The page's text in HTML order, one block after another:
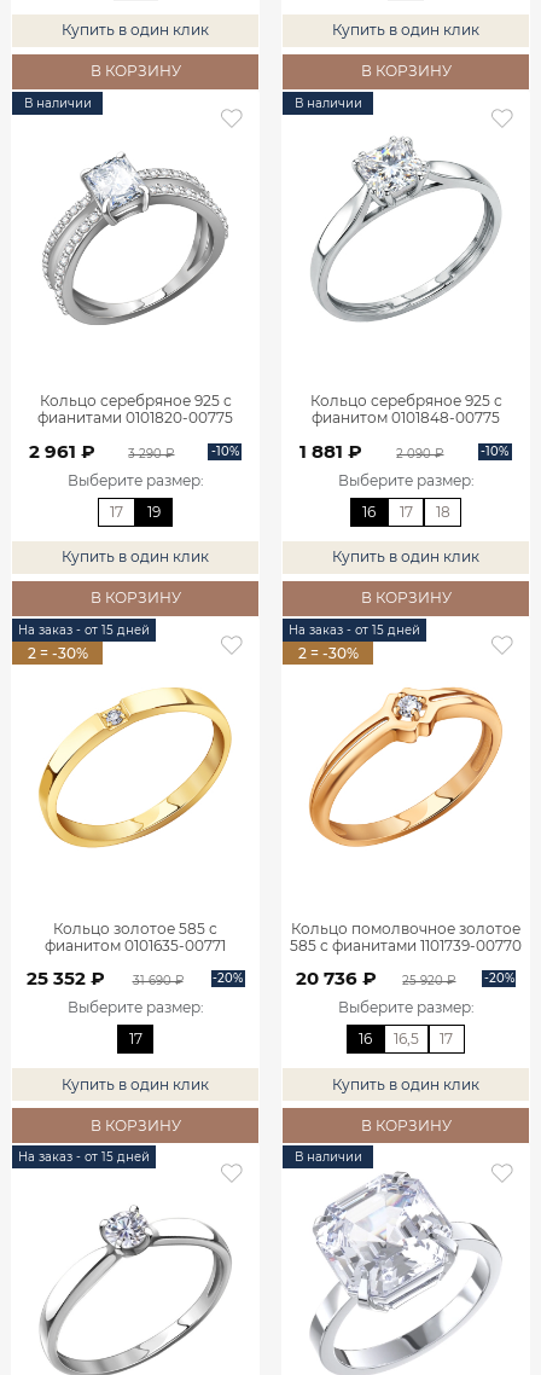
Купить в один клик
В КОРЗИНУ
Купить в один клик
В КОРЗИНУ
В наличии
Кольцо серебряное 925 с
фианитами 0101820-00775
2 961 ₽ 3 290 ₽ -10%
Выберите размер:
17
19
Купить в один клик
В КОРЗИНУ
В наличии
Кольцо серебряное 925 с
фианитом 0101848-00775
1 881 ₽ 2 090 ₽ -10%
Выберите размер:
16
17 18
Купить в один клик
В КОРЗИНУ
На заказ - от 15 дней
2 = -30%
Кольцо золотое 585 с
фианитом 0101635-00771
25 352 ₽ 31 690 ₽ -20%
Выберите размер:
17
Купить в один клик
В КОРЗИНУ
На заказ - от 15 дней
2 = -30%
Кольцо помолвочное золотое
585 с фианитами 1101739-00770
20 736 ₽ 25 920 ₽ -20%
Выберите размер:
16
16,5 17
Купить в один клик
В КОРЗИНУ
На заказ - от 15 дней В наличии